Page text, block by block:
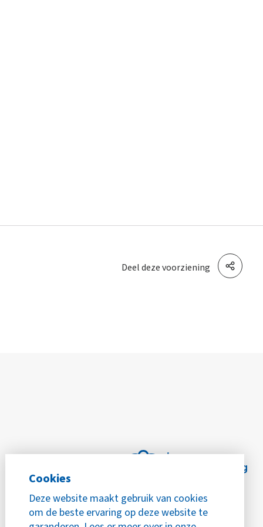
Cookies
Deze website maakt gebruik van cookies
om de beste ervaring op deze website te
Deel deze voorziening